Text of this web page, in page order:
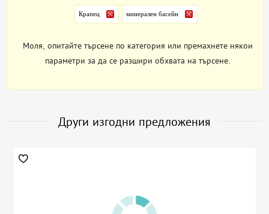
Крапец минерален басейн
Моля, опитайте търсене по категория или премахнете някои
параметри за да се разшири обхвата на търсене.
Други изгодни предложения